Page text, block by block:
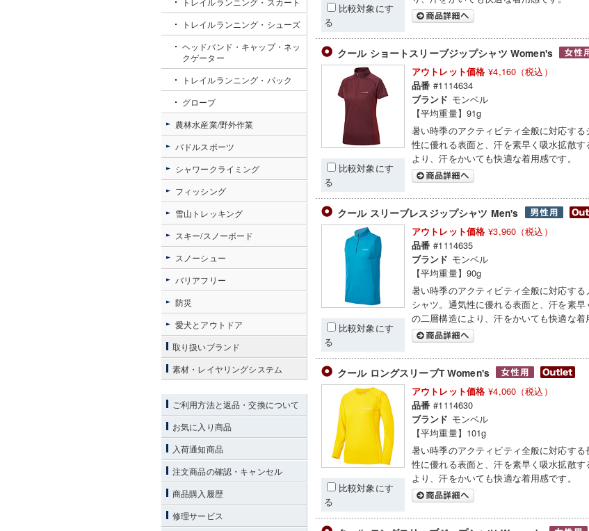
比較対象にす
る
クール ショートスリーブジップシャツ Women's
比較対象にす
る
アウトレット価格 ¥4,160（税込）
品番 #1114634
ブランド モンベル
【平均重量】91g
暑い時季のアクティビティ全般に対応す
性に優れる表面と、汗を素早く吸水拡散す
より、汗をかいても快適な着用感です。
クール スリーブレスジップシャツ Men's
比較対象にす
る
アウトレット価格 ¥3,960（税込）
品番 #1114635
ブランド モンベル
【平均重量】90g
暑い時季のアクティビティ全般に対応す
シャツ。通気性に優れる表面と、汗を素
の二層構造により、汗をかいても快適な着
クール ロングスリーブT Women's
比較対象にす
る
アウトレット価格 ¥4,060（税込）
品番 #1114630
ブランド モンベル
【平均重量】101g
暑い時季のアクティビティ全般に対応す
性に優れる表面と、汗を素早く吸水拡散す
より、汗をかいても快適な着用感です。
トレイルランニング・シューズ
ヘッドバンド・キャップ・ネッ
クゲーター
トレイルランニング・パック
グローブ
農林水産業/野外作業
パドルスポーツ
シャワークライミング
フィッシング
雪山トレッキング
スキー/スノーボード
スノーシュー
バリアフリー
防災
愛犬とアウトドア
取り扱いブランド
素材・レイヤリングシステム
ご利用方法と返品・交換について
お気に入り商品
入荷通知商品
注文商品の確認・キャンセル
商品購入履歴
修理サービス